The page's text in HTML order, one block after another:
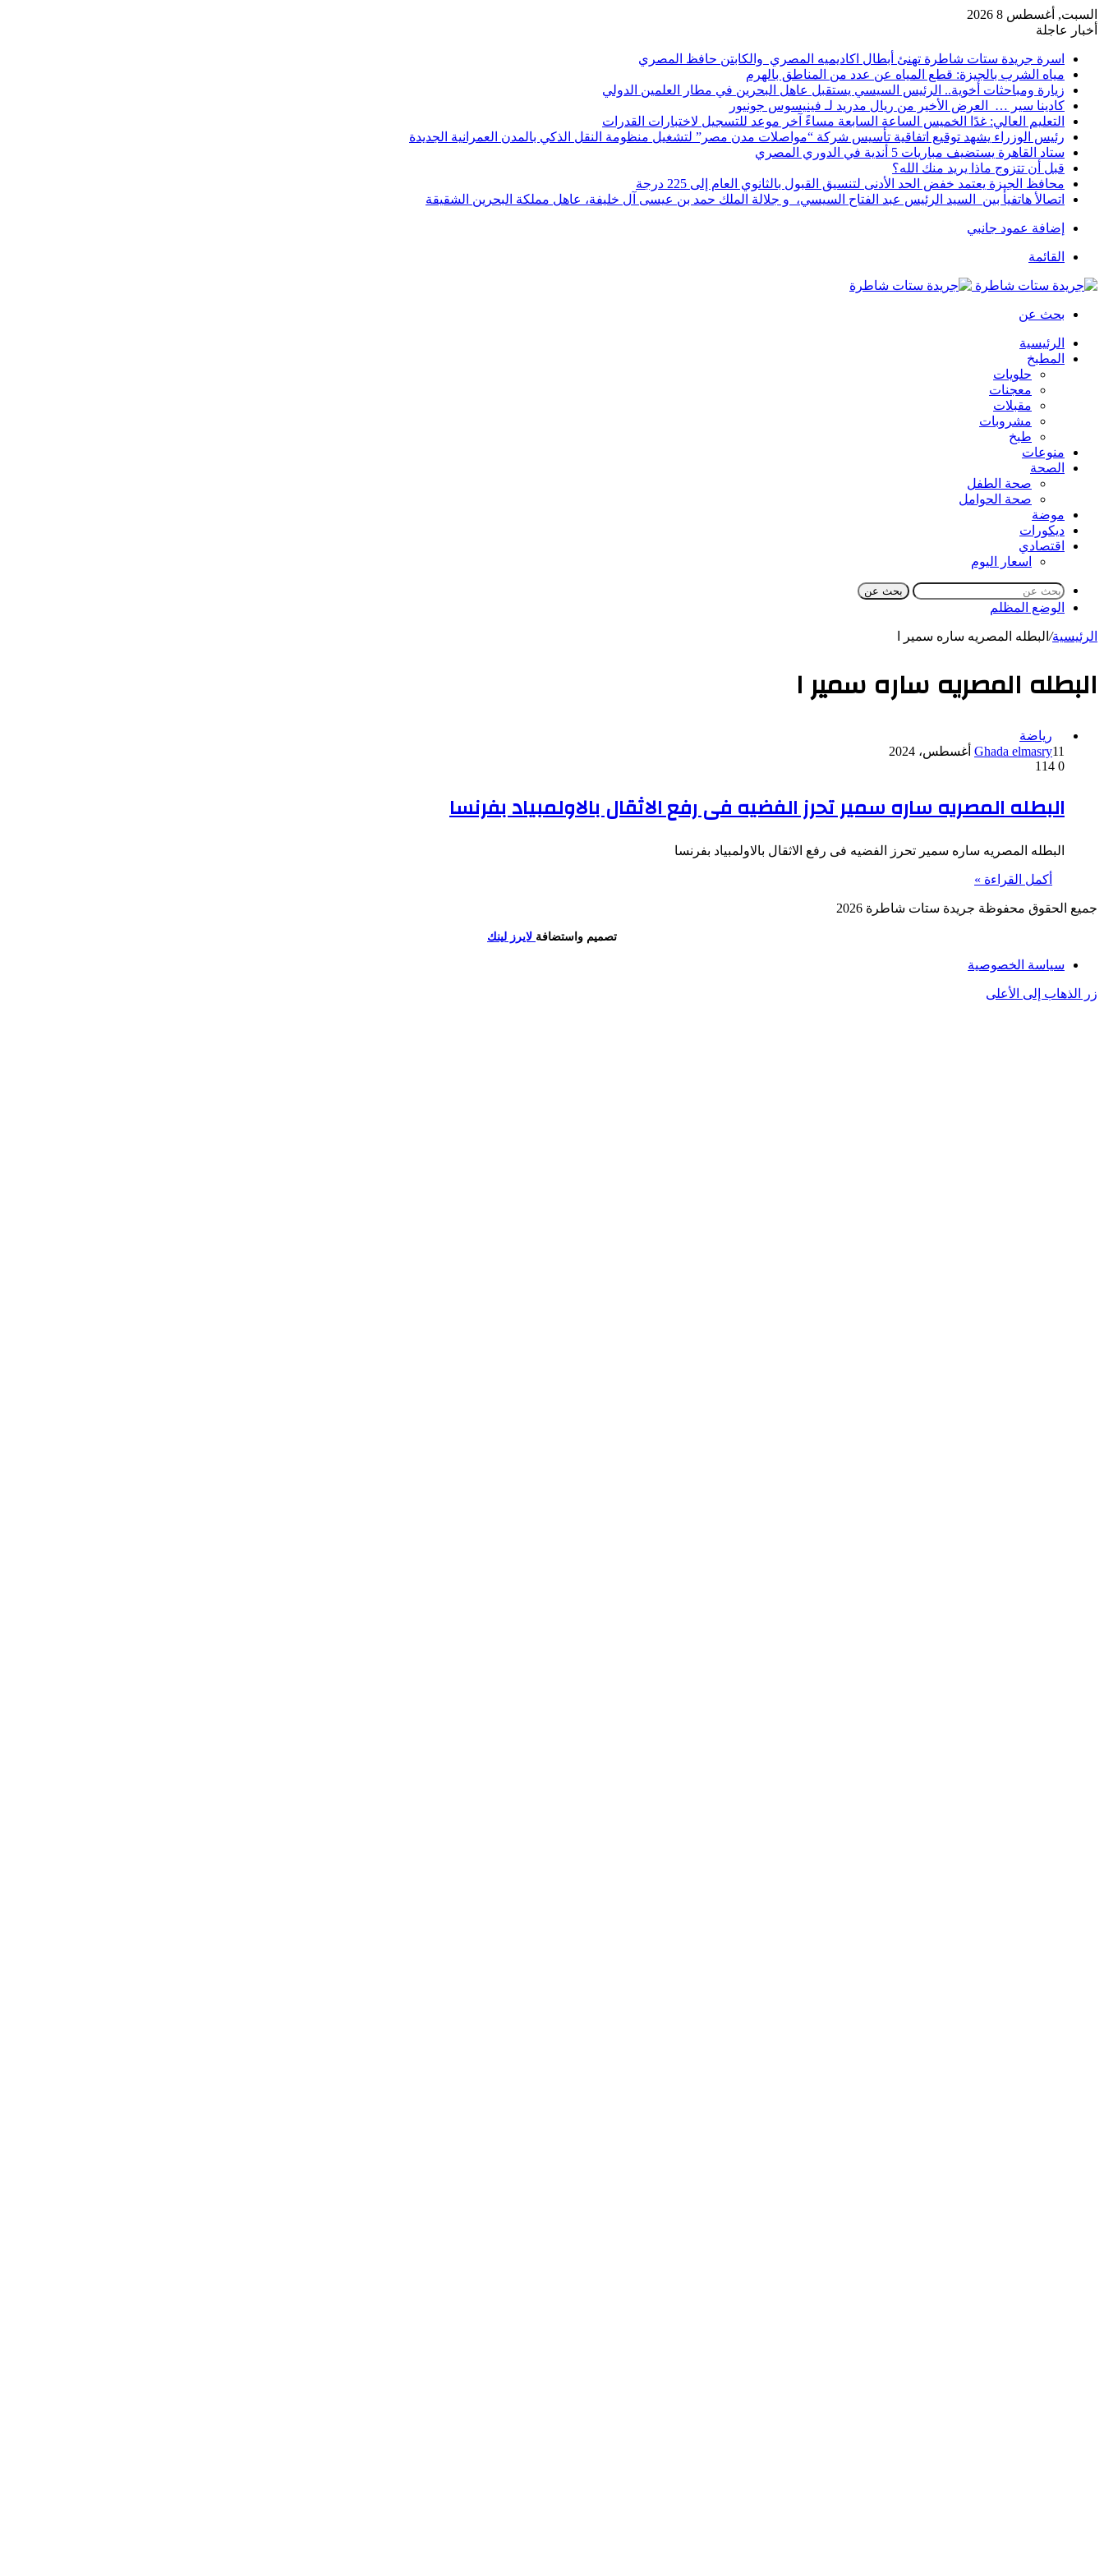
السبت, أغسطس 8 2026
أخبار عاجلة
اسرة جريدة ستات شاطرة تهنئ أبطال اكاديميه المصري والكابتن حافظ المصري
مياه الشرب بالجيزة: قطع المياه عن عدد من المناطق بالهرم
زيارة ومباحثات أخوية.. الرئيس السيسي يستقبل عاهل البحرين في مطار العلمين الدولي
كادينا سير … العرض الأخير من ريال مدريد لـ فينيسوس جونيور
التعليم العالي: غدًا الخميس الساعة السابعة مساءً آخر موعد للتسجيل لاختبارات القدرات
رئيس الوزراء يشهد توقيع اتفاقية تأسيس شركة “مواصلات مدن مصر” لتشغيل منظومة النقل الذكي بالمدن العمرانية الجديدة
ستاد القاهرة يستضيف مباريات 5 أندية في الدوري المصري
قبل أن تتزوج ماذا يريد منك الله؟
محافظ الجيزة يعتمد خفض الحد الأدنى لتنسيق القبول بالثانوي العام إلى 225 درجة
اتصالأ هاتفيأ بين السيد الرئيس عبد الفتاح السيسي، و جلالة الملك حمد بن عيسى آل خليفة، عاهل مملكة البحرين الشقيقة
إضافة عمود جانبي
القائمة
بحث عن
الرئيسية
المطبخ
حلويات
معجنات
مقبلات
مشروبات
طبخ
منوعات
الصحة
صحة الطفل
صحة الحوامل
موضة
ديكورات
اقتصادي
اسعار اليوم
بحث عن
الوضع المظلم
الرئيسية/ البطله المصريه ساره سمير ا
البطله المصريه ساره سمير ا
رياضة
Ghada elmasry11 أغسطس، 2024
0
البطله المصريه ساره سمير تحرز الفضيه فى رفع الاثقال بالاولمبياد بفرنسا
البطله المصريه ساره سمير تحرز الفضيه فى رفع الاثقال بالاولمبياد بفرنسا
أكمل القراءة »
جميع الحقوق محفوظة جريدة ستات شاطرة 2026
تصميم واستضافة لايرز لينك
سياسة الخصوصية
زر الذهاب إلى الأعلى